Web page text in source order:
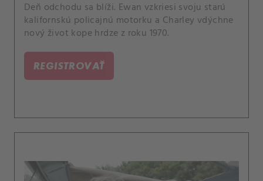
Deň odchodu sa blíži. Ewan vzkriesi svoju starú
kalifornskú policajnú motorku a Charley vdýchne
nový život kope hrdze z roku 1970.
REGISTROVAŤ